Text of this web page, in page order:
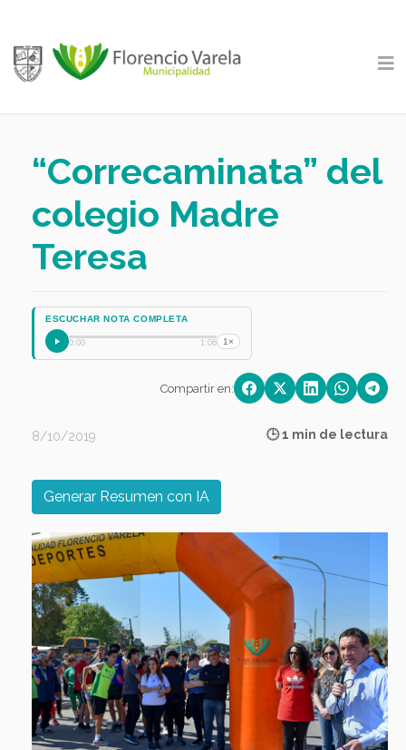
“Correcaminata” del
colegio Madre
Teresa
ESCUCHAR NOTA COMPLETA
0:00 1:06 1×
Compartir en:
8/10/2019 🕒 1 min de lectura
Generar Resumen con IA
Previous Next